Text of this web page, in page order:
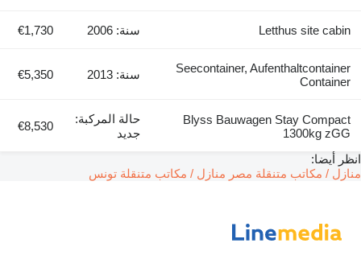
Letthus site cabin سنة: 2006 €1,730
Seecontainer, Aufenthaltcontainer
Container
سنة: 2013 €5,350
Blyss Bauwagen Stay Compact
1300kg zGG
حالة المركبة:
جديد
€8,530
انظر أيضا:
منازل / مكاتب متنقلة مصر منازل / مكاتب متنقلة تونس